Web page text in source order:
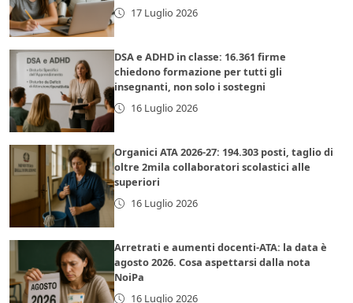
17 Luglio 2026
DSA e ADHD in classe: 16.361 firme
chiedono formazione per tutti gli
insegnanti, non solo i sostegni
16 Luglio 2026
Organici ATA 2026-27: 194.303 posti, taglio di
oltre 2mila collaboratori scolastici alle
superiori
16 Luglio 2026
Arretrati e aumenti docenti-ATA: la data è
agosto 2026. Cosa aspettarsi dalla nota
NoiPa
16 Luglio 2026